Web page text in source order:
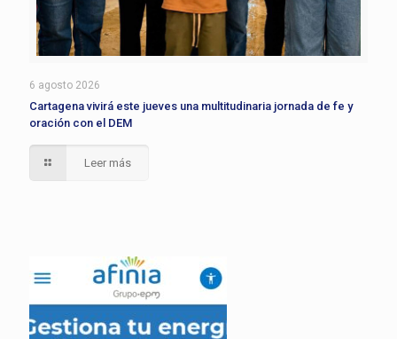
6 agosto 2026
Cartagena vivirá este jueves una multitudinaria jornada de fe y
oración con el DEM
Leer más